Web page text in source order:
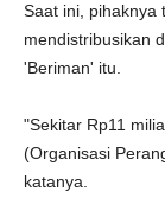
Saat ini, pihaknya
mendistribusikan
'Beriman' itu.
"Sekitar Rp11
(Organisasi
katanya.